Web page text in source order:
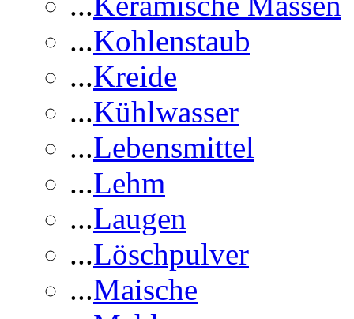
...Kohlenstaub
...Kreide
...Kühlwasser
...Lebensmittel
...Lehm
...Laugen
...Löschpulver
...Maische